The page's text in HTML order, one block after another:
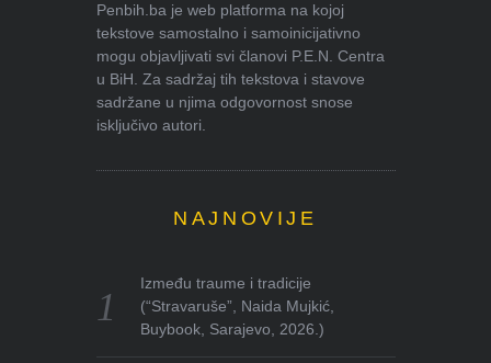
Penbih.ba je web platforma na kojoj
tekstove samostalno i samoinicijativno
mogu objavljivati svi članovi P.E.N. Centra
u BiH. Za sadržaj tih tekstova i stavove
sadržane u njima odgovornost snose
isključivo autori.
NAJNOVIJE
Između traume i tradicije
(“Stravaruše”, Naida Mujkić,
Buybook, Sarajevo, 2026.)